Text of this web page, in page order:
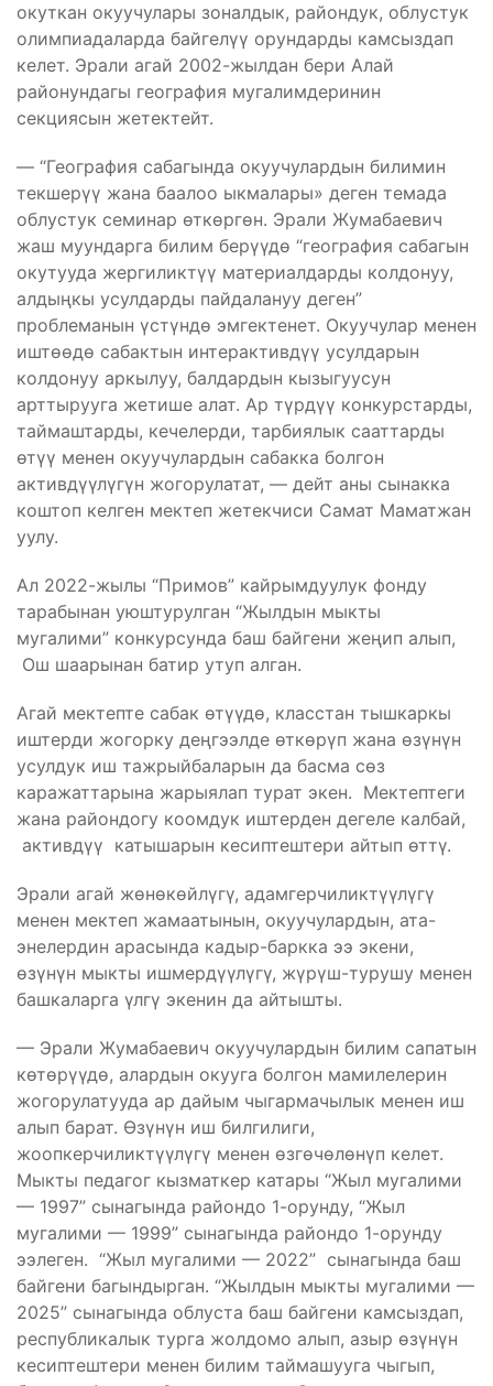
окуткан окуучулары зоналдык, райондук, облустук
олимпиадаларда байгелүү орундарды камсыздап
келет. Эрали агай 2002-жылдан бери Алай
районундагы география мугалимдеринин
секциясын жетектейт.
— “География сабагында окуучулардын билимин
текшерүү жана баалоо ыкмалары» деген темада
облустук семинар өткөргөн. Эрали Жумабаевич
жаш муундарга билим берүүдө “география сабагын
окутууда жергиликтүү материалдарды колдонуу,
алдыңкы усулдарды пайдалануу деген”
проблеманын үстүндө эмгектенет. Окуучулар менен
иштөөдө сабактын интерактивдүү усулдарын
колдонуу аркылуу, балдардын кызыгуусун
арттырууга жетише алат. Ар түрдүү конкурстарды,
таймаштарды, кечелерди, тарбиялык сааттарды
өтүү менен окуучулардын сабакка болгон
активдүүлүгүн жогорулатат, — дейт аны сынакка
коштоп келген мектеп жетекчиси Самат Маматжан
уулу.
Ал 2022-жылы “Примов” кайрымдуулук фонду
тарабынан уюштурулган “Жылдын мыкты
мугалими” конкурсунда баш байгени жеңип алып,
Ош шаарынан батир утуп алган.
Агай мектепте сабак өтүүдө, класстан тышкаркы
иштерди жогорку деңгээлде өткөрүп жана өзүнүн
усулдук иш тажрыйбаларын да басма сөз
каражаттарына жарыялап турат экен. Мектептеги
жана райондогу коомдук иштерден дегеле калбай,
активдүү катышарын кесиптештери айтып өттү.
Эрали агай жөнөкөйлүгү, адамгерчиликтүүлүгү
менен мектеп жамаатынын, окуучулардын, ата-
энелердин арасында кадыр-баркка ээ экени,
өзүнүн мыкты ишмердүүлүгү, жүрүш-турушу менен
башкаларга үлгү экенин да айтышты.
— Эрали Жумабаевич окуучулардын билим сапатын
көтөрүүдө, алардын окууга болгон мамилелерин
жогорулатууда ар дайым чыгармачылык менен иш
алып барат. Өзүнүн иш билгилиги,
жоопкерчиликтүүлүгү менен өзгөчөлөнүп келет.
Мыкты педагог кызматкер катары “Жыл мугалими
— 1997” сынагында райондо 1-орунду, “Жыл
мугалими — 1999” сынагында райондо 1-орунду
ээлеген. “Жыл мугалими — 2022” сынагында баш
байгени багындырган. “Жылдын мыкты мугалими —
2025” сынагында облуста баш байгени камсыздап,
республикалык турга жолдомо алып, азыр өзүнүн
кесиптештери менен билим таймашууга чыгып,